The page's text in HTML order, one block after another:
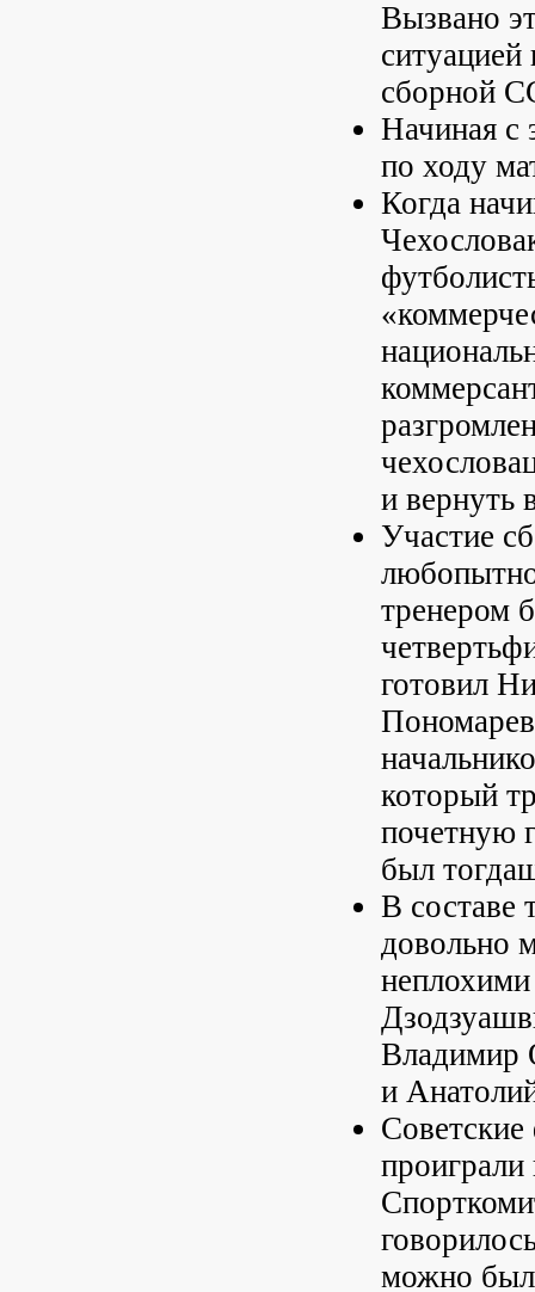
Вызвано
ситуацией
сборной
Начиная с
по ходу
Когда
и вернуть
Участие
тренером
готовил
который
почетную
был
В составе
довольно
Владимир
и
Советские
можно